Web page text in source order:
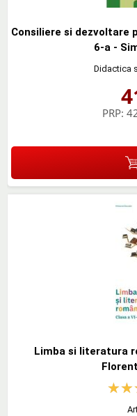
Consiliere si dezvoltare
6-a -
Didactica
PRP:
Limba si literatura